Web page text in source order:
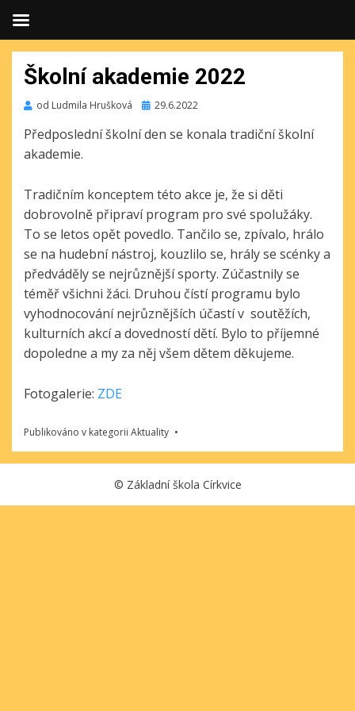
Školní akademie 2022
od Ludmila Hrušková Publikováno
29.6.2022
Předposlední školní den se konala tradiční školní
akademie.
Tradičním konceptem této akce je, že si děti
dobrovolně připraví program pro své spolužáky.
To se letos opět povedlo. Tančilo se, zpívalo, hrálo
se na hudební nástroj, kouzlilo se, hrály se scénky a
předváděly se nejrůznější sporty. Zúčastnily se
téměř všichni žáci. Druhou čístí programu bylo
vyhodnocování nejrůznějších účastí v soutěžích,
kulturních akcí a dovedností dětí. Bylo to příjemné
dopoledne a my za něj všem dětem děkujeme.
Fotogalerie: ZDE
Publikováno v kategorii Aktuality
© Základní škola Církvice